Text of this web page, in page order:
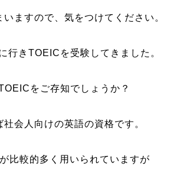
ますので、気をつけてください。
行きTOEICを受験してきました。
をご存知でしょうか？
社会人向けの英語の資格です。
比較的多く用いられていますが